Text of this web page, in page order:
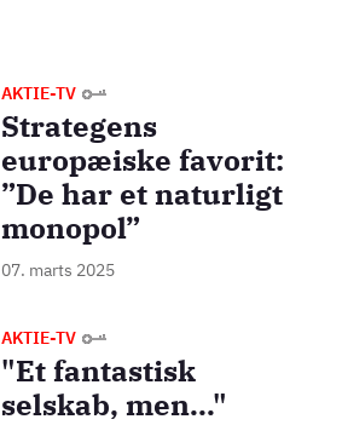
AKTIE-TV
Strategens
europæiske favorit:
”De har et naturligt
monopol”
07. marts 2025
AKTIE-TV
"Et fantastisk
selskab, men..."